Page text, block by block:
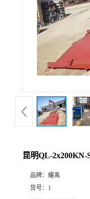
昆明QL-
品牌： 耀禹
货号： 1